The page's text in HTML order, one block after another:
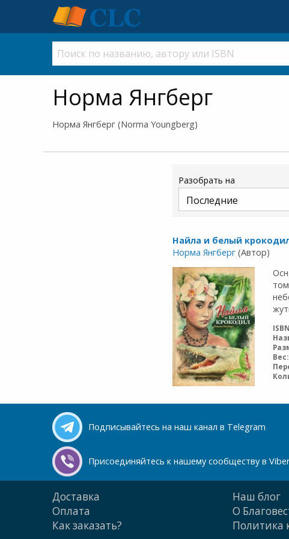
Норма Янгберг
Норма Янгберг (Norma Youngberg)
Разобрать на
Найла и белый
Норма Янгберг (Автор)
Вес:
Подписывайтесь на наш канал в Telegram
Присоединяйтесь к нашему сообществу в Viber
Доставка
Оплата
Как заказать?
Наш блог
О
Политика